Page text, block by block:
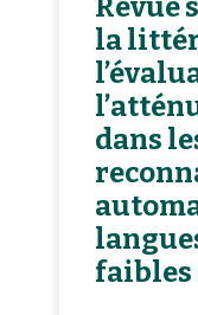
Revue
la
dans
faibles